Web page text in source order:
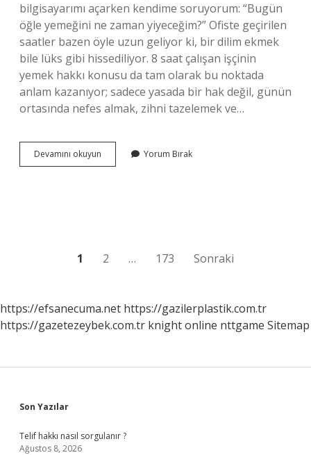
bilgisayarımı açarken kendime soruyorum: “Bugün
öğle yemeğini ne zaman yiyeceğim?” Ofiste geçirilen
saatler bazen öyle uzun geliyor ki, bir dilim ekmek
bile lüks gibi hissediliyor. 8 saat çalışan işçinin
yemek hakkı konusu da tam olarak bu noktada
anlam kazanıyor; sadece yasada bir hak değil, günün
ortasında nefes almak, zihni tazelemek ve…
Devamını okuyun
saat
Yorum Bırak
1 2 … 173 Sonraki
https://efsanecuma.net https://gazilerplastik.com.tr
https://gazetezeybek.com.tr knight online nttgame Sitemap
Sidebar
Son Yazılar
Telif hakkı nasıl sorgulanır ?
Ağustos 8, 2026